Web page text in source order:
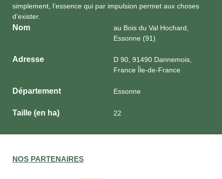
simplement, l’essence qui par impulsion permet aux choses
d’exister.
Nom
au Bois du Val Hochard,
Essonne (91)
Adresse
D 90, 91490 Dannemois,
France Île-de-France
Département Essonne
Taille (en ha) 22
NOS PARTENAIRES